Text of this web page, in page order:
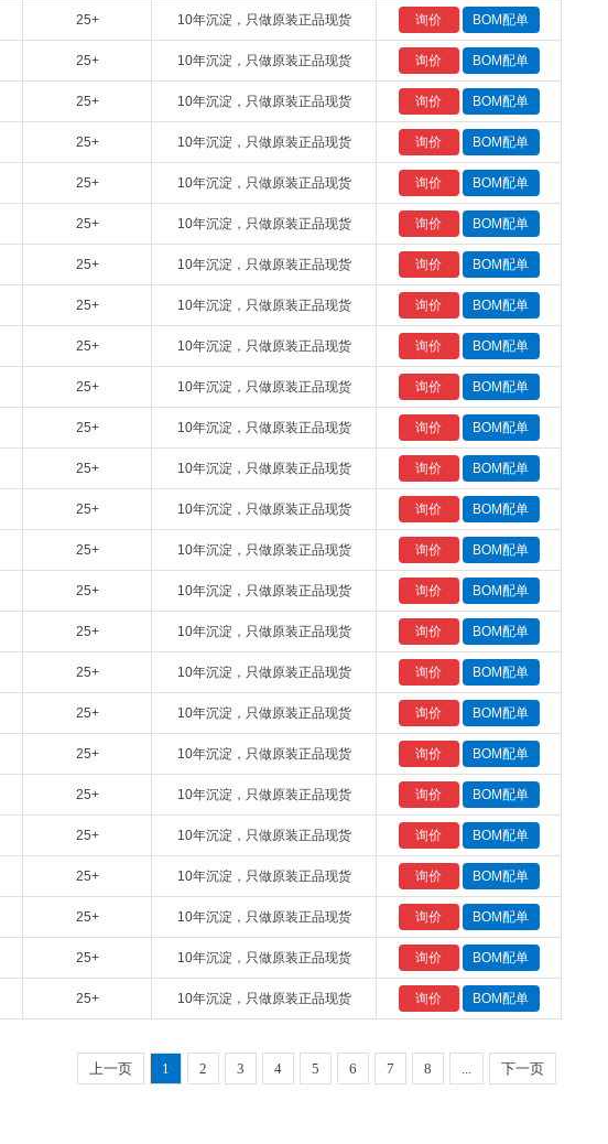
25+ 10年沉淀，只做原装正品现货
25+ 10年沉淀，只做原装正品现货
25+ 10年沉淀，只做原装正品现货
25+ 10年沉淀，只做原装正品现货
25+ 10年沉淀，只做原装正品现货
25+ 10年沉淀，只做原装正品现货
25+ 10年沉淀，只做原装正品现货
25+ 10年沉淀，只做原装正品现货
25+ 10年沉淀，只做原装正品现货
25+ 10年沉淀，只做原装正品现货
25+ 10年沉淀，只做原装正品现货
25+ 10年沉淀，只做原装正品现货
25+ 10年沉淀，只做原装正品现货
25+ 10年沉淀，只做原装正品现货
25+ 10年沉淀，只做原装正品现货
25+ 10年沉淀，只做原装正品现货
25+ 10年沉淀，只做原装正品现货
25+ 10年沉淀，只做原装正品现货
25+ 10年沉淀，只做原装正品现货
25+ 10年沉淀，只做原装正品现货
25+ 10年沉淀，只做原装正品现货
25+ 10年沉淀，只做原装正品现货
25+ 10年沉淀，只做原装正品现货
25+ 10年沉淀，只做原装正品现货
25+ 10年沉淀，只做原装正品现货
上一页 1 2 3 4 5 6 7 8 下一页